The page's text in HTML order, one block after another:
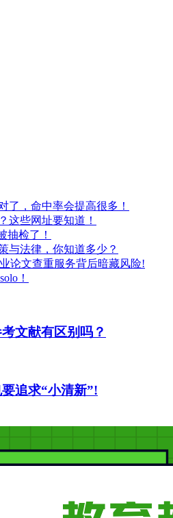
了，命中率会提高很多！
这些网址要知道！
抽检了！
与法律，你知道多少？
论文查重服务背后暗藏风险!
！
文献有区别吗？
追求“小清新”!